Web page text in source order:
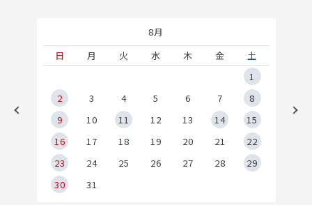
8月
日
月 火 水 木 金
土
1
2
3 4 5 6 7
8
9
10 11 12 13 14
15
16
17 18 19 20 21
22
23
24 25 26 27 28
29
30
31